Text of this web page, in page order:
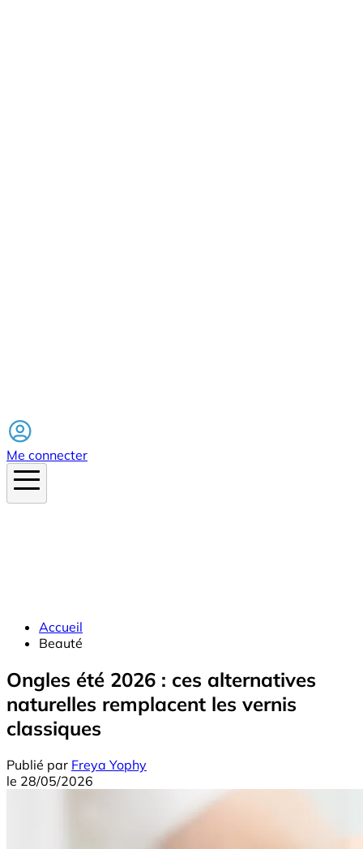
Me connecter
Accueil
Beauté
Ongles été 2026 : ces alternatives
naturelles remplacent les vernis
classiques
Publié par Freya Yophy
le 28/05/2026